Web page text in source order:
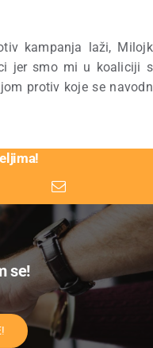
kampanja laži,
jer smo mi u koaliciji
protiv koje se
se!